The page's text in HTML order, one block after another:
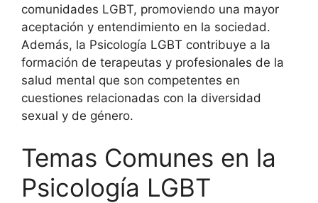
comunidades LGBT, promoviendo una mayor
aceptación y entendimiento en la sociedad.
Además, la Psicología LGBT contribuye a la
formación de terapeutas y profesionales de la
salud mental que son competentes en
cuestiones relacionadas con la diversidad
sexual y de género.
Temas Comunes en la
Psicología LGBT